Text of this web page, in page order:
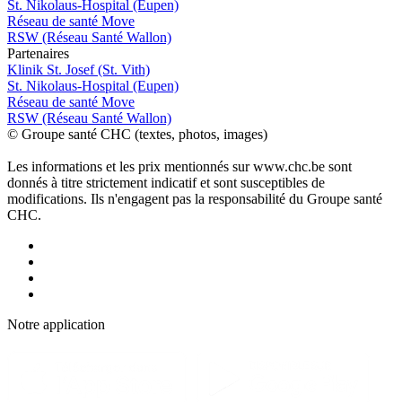
St. Nikolaus-Hospital (Eupen)
Réseau de santé Move
RSW (Réseau Santé Wallon)
Partenaires
Klinik St. Josef (St. Vith)
St. Nikolaus-Hospital (Eupen)
Réseau de santé Move
RSW (Réseau Santé Wallon)
© Groupe santé CHC (textes, photos, images)
Les informations et les prix mentionnés sur www.chc.be sont
donnés à titre strictement indicatif et sont susceptibles de
modifications. Ils n'engagent pas la responsabilité du Groupe santé
CHC.
Notre application